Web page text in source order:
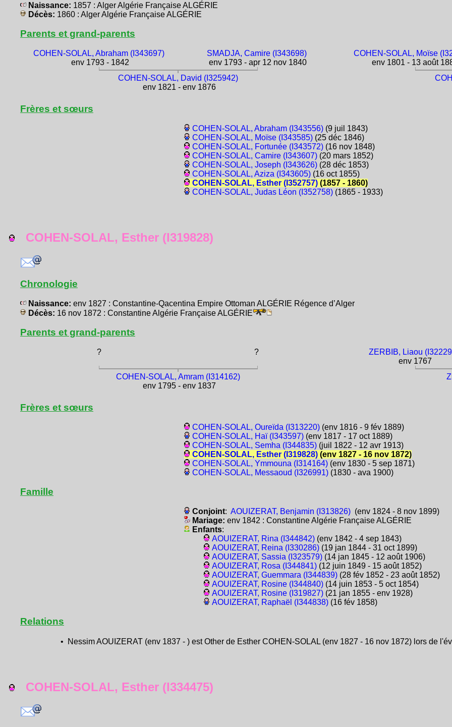
Naissance: 1857 : Alger Algérie Française ALGÉRIE
Décès: 1860 : Alger Algérie Française ALGÉRIE
Parents et grand-parents
COHEN-SOLAL, Abraham (I343697)
env 1793 - 1842
SMADJA, Camire (I343698)
env 1793 - apr 12 nov 1840
COHEN-SOLAL, Moïse
env 1801 - 13 août
COHEN-SOLAL, David (I325942)
env 1821 - env 1876
Frères et sœurs
COHEN-SOLAL, Abraham (I343556) (9 juil 1843)
COHEN-SOLAL, Moïse (I343585) (25 déc 1846)
COHEN-SOLAL, Fortunée (I343572) (16 nov 1848)
COHEN-SOLAL, Camire (I343607) (20 mars 1852)
COHEN-SOLAL, Joseph (I343626) (28 déc 1853)
COHEN-SOLAL, Aziza (I343605) (16 oct 1855)
COHEN-SOLAL, Esther (I352757) (1857 - 1860)
COHEN-SOLAL, Judas Léon (I352758) (1865 - 1933)
COHEN-SOLAL, Esther (I319828)
Chronologie
Naissance: env 1827 : Constantine-Qacentina Empire Ottoman ALGÉRIE Régence d’Alger
Décès: 16 nov 1872 : Constantine Algérie Française ALGÉRIE
Parents et grand-parents
? ?
ZERBIB, Liaou
env 1767
COHEN-SOLAL, Amram (I314162)
env 1795 - env 1837
Frères et sœurs
COHEN-SOLAL, Oureïda (I313220) (env 1816 - 9 fév 1889)
COHEN-SOLAL, Haï (I343597) (env 1817 - 17 oct 1889)
COHEN-SOLAL, Semha (I344835) (juil 1822 - 12 avr 1913)
COHEN-SOLAL, Esther (I319828) (env 1827 - 16 nov 1872)
COHEN-SOLAL, Ymmouna (I314164) (env 1830 - 5 sep 1871)
COHEN-SOLAL, Messaoud (I326991) (1830 - ava 1900)
Famille
Conjoint:AOUIZERAT, Benjamin (I313826) (env 1824 - 8 nov 1899)
Mariage:env 1842 : Constantine Algérie Française ALGÉRIE
Enfants:
AOUIZERAT, Rina (I344842) (env 1842 - 4 sep 1843)
AOUIZERAT, Reina (I330286) (19 jan 1844 - 31 oct 1899)
AOUIZERAT, Sassia (I323579) (14 jan 1845 - 12 août 1906)
AOUIZERAT, Rosa (I344841) (12 juin 1849 - 15 août 1852)
AOUIZERAT, Guemmara (I344839) (28 fév 1852 - 23 août 1852)
AOUIZERAT, Rosine (I344840) (14 juin 1853 - 5 oct 1854)
AOUIZERAT, Rosine (I319827) (21 jan 1855 - env 1928)
AOUIZERAT, Raphaël (I344838) (16 fév 1858)
Relations
• Nessim AOUIZERAT (env 1837 - ) est Other de Esther COHEN-SOLAL (env 1827 - 16 nov 1872) lors de
COHEN-SOLAL, Esther (I334475)